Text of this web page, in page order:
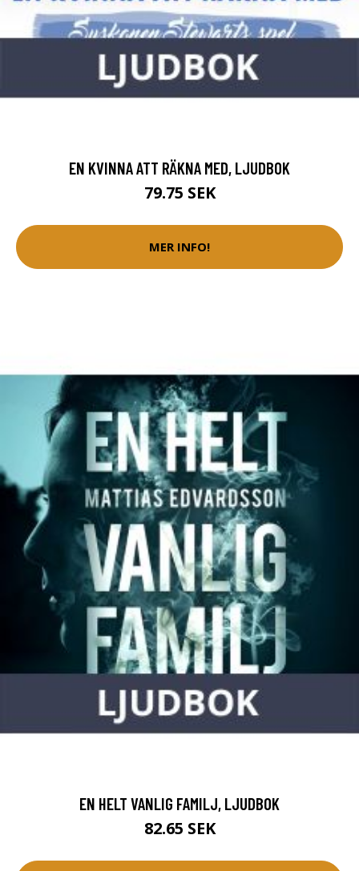
EN KVINNA ATT RÄKNA MED, LJUDBOK
79.75 SEK
MER INFO!
EN HELT VANLIG FAMILJ, LJUDBOK
82.65 SEK